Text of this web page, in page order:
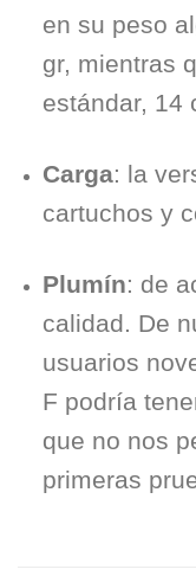
en su peso
gr, mientras
estándar, 14
Carga: la
cartuchos y
Plumín: de
calidad. De
usuarios
F podría
que no nos
primeras